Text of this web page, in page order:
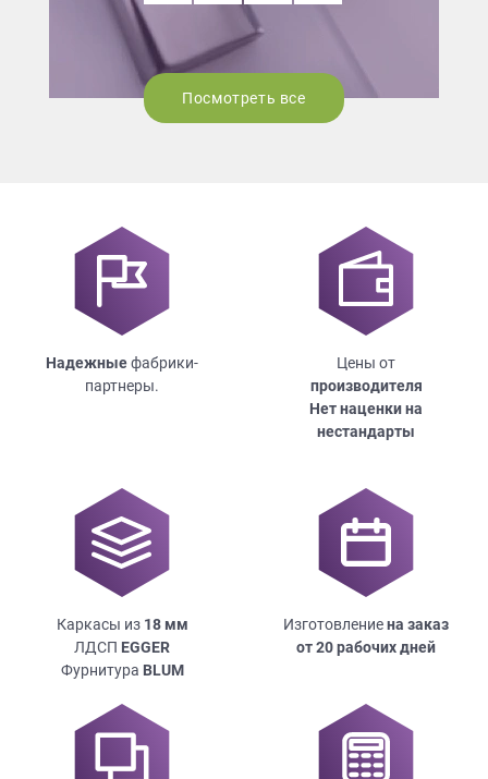
Посмотреть все
Надежныефабрики-
партнеры.
Цены от
производителя
Нет наценки на
нестандарты
Каркасы из 18мм
ЛДСП EGGER
Фурнитура BLUM
Изготовлениена заказ
от 20 рабочих дней